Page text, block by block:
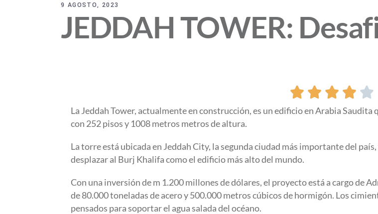
9 AGOSTO, 2023
JEDDAH TOWER:
    
La Jeddah Tower, actualmente en construcción, es un edificio en Arabia
con 252 pisos y 1008 metros metros de altura.
La torre está ubicada en Jeddah City, la segunda ciudad más importante del
desplazar al Burj Khalifa como el edificio más alto del mundo.
Con una inversión de m 1.200 millones de dólares, el proyecto está a cargo de
de 80.000 toneladas de acero y 500.000 metros cúbicos de hormigón. Los
pensados para soportar el agua salada del océano.